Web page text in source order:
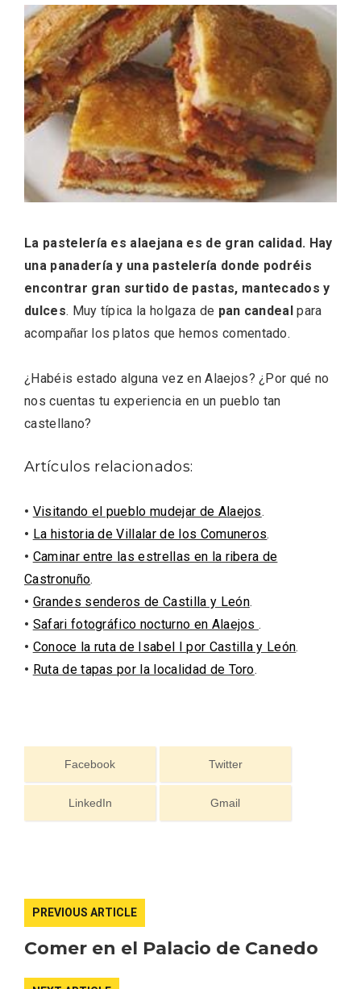
La pastelería es alaejana es de gran calidad. Hay
una panadería y una pastelería donde podréis
encontrar gran surtido de pastas, mantecados y
dulces. Muy típica la holgaza de pan candeal para
acompañar los platos que hemos comentado.
¿Habéis estado alguna vez en Alaejos? ¿Por qué no
nos cuentas tu experiencia en un pueblo tan
castellano?
Artículos relacionados:
• Visitando el pueblo mudejar de Alaejos.
• La historia de Villalar de los Comuneros.
• Caminar entre las estrellas en la ribera de
Castronuño.
• Grandes senderos de Castilla y León.
• Safari fotográfico nocturno en Alaejos.
• Conoce la ruta de Isabel I por Castilla y León.
• Ruta de tapas por la localidad de Toro.
Facebook Twitter
LinkedIn Gmail
PREVIOUS ARTICLE
Comer en el Palacio de Canedo
Fiesta de Primavera 2026 en la Ruta del
Vino de Cigales
Enoturismo visitando la Bodega Museo
La Olmilla, en Peñafiel
Paseo nocturno por Valladolid